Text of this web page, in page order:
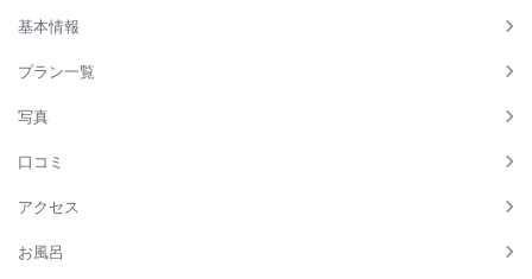
基本情報
プラン一覧
写真
口コミ
アクセス
お風呂